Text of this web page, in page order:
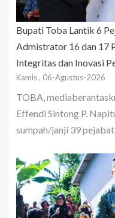
Bupati Toba Lantik 6
Admistrator 16 dan 17
Integritas dan Inovasi
Kamis , 06-Agustus-2026
TOBA,
Effendi Sintong P.
sumpah/janji 39